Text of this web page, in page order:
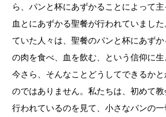
ら、パンと杯にあずかることによって
血とにあずかる聖餐が行われていまし
ていた人々は、聖餐のパンと杯にあず
の肉を食べ、血を飲む、という信仰に
今さら、そんなことどうしてできるか
のではありません。私たちは、初めて
行われているのを見て、小さなパンの